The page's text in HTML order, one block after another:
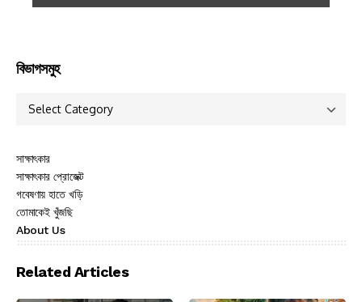
বিভাগসমুহ
সাক্ষাৎকার
সাক্ষাৎকার প্রোজেক্ট
গবেষণায় হাতে খড়ি
তোমাকেই খুঁজছি
About Us
Related Articles